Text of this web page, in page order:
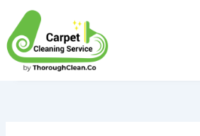
content